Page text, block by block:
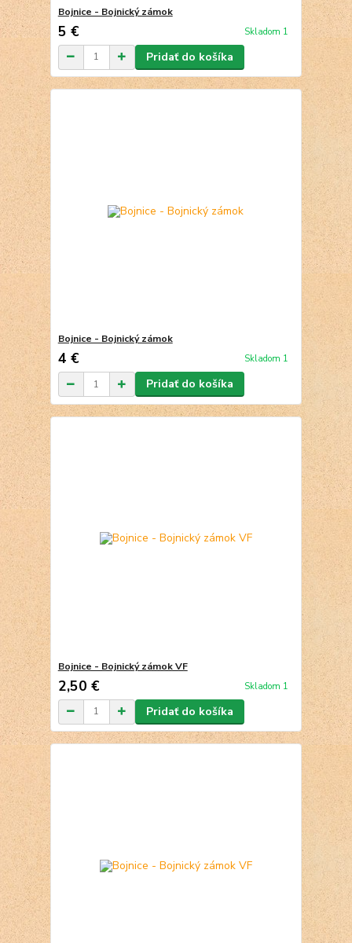
Bojnice - Bojnický zámok
5 € Skladom 1
Pridať do košíka
Bojnice - Bojnický zámok
4 € Skladom 1
Pridať do košíka
Bojnice - Bojnický zámok VF
2,50 € Skladom 1
Pridať do košíka